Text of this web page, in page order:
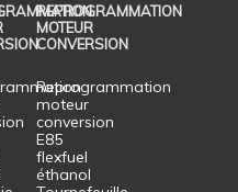
REPROGRAMMATION
MOTEUR
CONVERSION
Reprogrammation
moteur
conversion
E85
flexfuel
éthanol